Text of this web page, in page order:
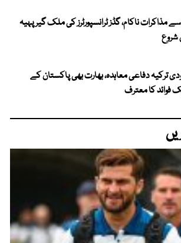
مذاکرات ناکام، گڈز ٹرانسپورٹرز کی ملک گیر پہیہ
شروع
ترکیہ دفاعی معاہدہ، بھارت بھی پاکستان کے
فوائد کا معترف